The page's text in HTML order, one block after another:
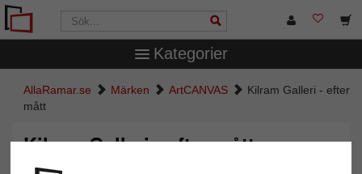
Kategorier
AllaRamar.se Märken ArtCANVAS
Kilram Galleri - efter
mått
Kilram Galleri - efter mått